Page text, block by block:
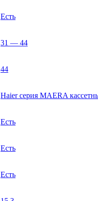
Есть
31 — 44
44
Haier серия MAERA
Есть
Есть
Есть